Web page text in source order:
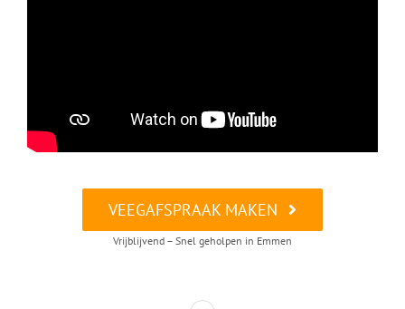
VEEGAFSPRAAK MAKEN
Vrijblijvend – Snel geholpen in Emmen